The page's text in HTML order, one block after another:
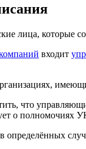
лица, которые
входит
что
о полномочиях